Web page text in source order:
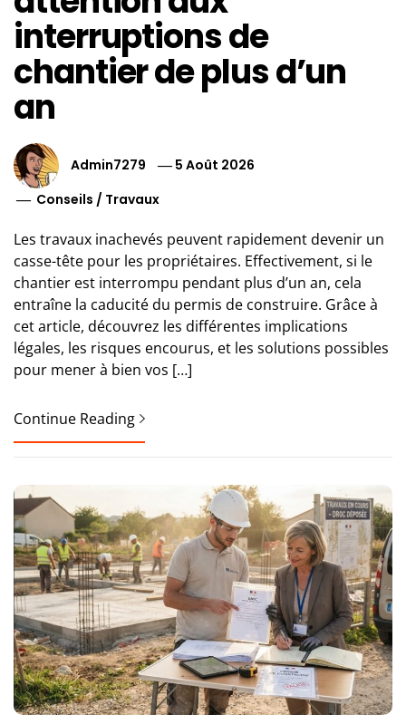
interruptions de
chantier de plus d’un
an
Admin7279
5 Août 2026
Conseils / Travaux
Les travaux inachevés peuvent rapidement devenir un
casse-tête pour les propriétaires. Effectivement, si le
chantier est interrompu pendant plus d’un an, cela
entraîne la caducité du permis de construire. Grâce à
cet article, découvrez les différentes implications
légales, les risques encourus, et les solutions possibles
pour mener à bien vos […]
Continue Reading